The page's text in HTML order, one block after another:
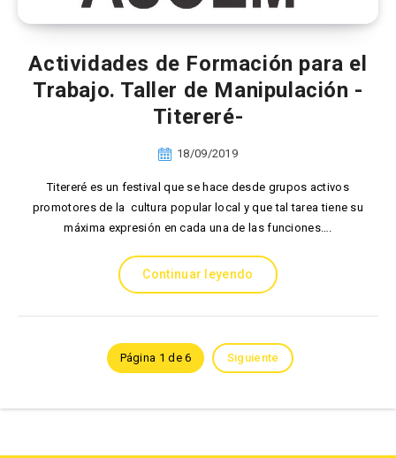
Actividades de Formación para el
Trabajo. Taller de Manipulación -
Titereré-
18/09/2019
Titereré es un festival que se hace desde grupos activos
promotores de la cultura popular local y que tal tarea tiene su
máxima expresión en cada una de las funciones….
Continuar leyendo
Página 1 de 6 Siguiente